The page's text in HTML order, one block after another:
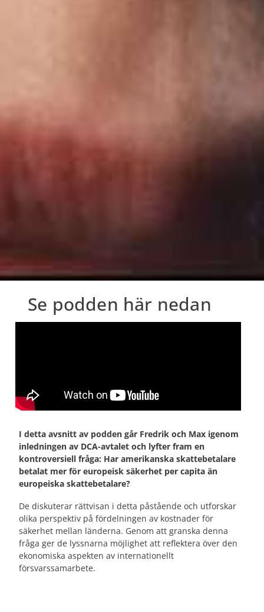
Se podden här nedan
I detta avsnitt av podden går Fredrik och Max igenom
inledningen av DCA-avtalet och lyfter fram en
kontroversiell fråga: Har amerikanska skattebetalare
betalat mer för europeisk säkerhet per capita än
europeiska skattebetalare?
De diskuterar rättvisan i detta påstående och utforskar
olika perspektiv på fördelningen av kostnader för
säkerhet mellan länderna. Genom att granska denna
fråga ger de lyssnarna möjlighet att reflektera över den
ekonomiska aspekten av internationellt
försvarssamarbete.